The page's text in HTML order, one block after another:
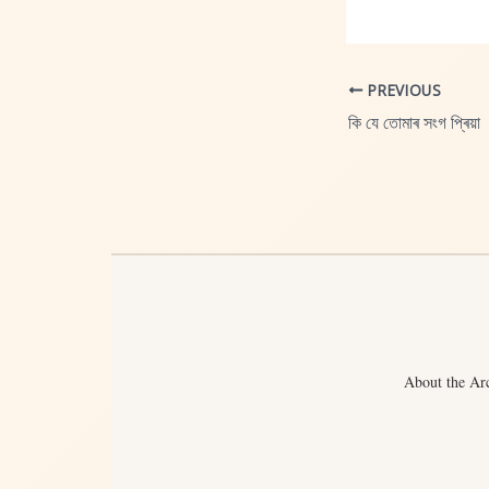
PREVIOUS
কি যে তোমাৰ সংগ প্ৰিয়া
About the